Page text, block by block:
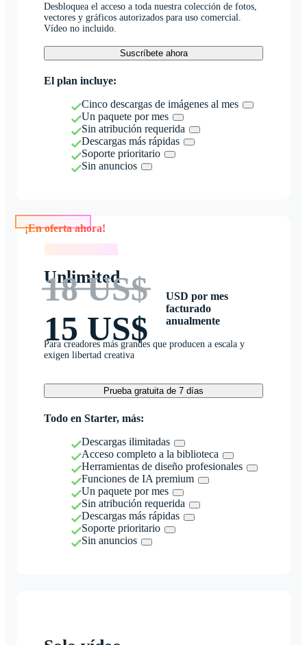
Desbloquea el acceso a toda nuestra colección de fotos,
vectores y gráficos autorizados para uso comercial.
Vídeo no incluido.
Suscríbete ahora
El plan incluye:
Cinco descargas de imágenes al mes
Un paquete por mes
Sin atribución requerida
Descargas más rápidas
Soporte prioritario
Sin anuncios
Unlimited
18 US$
15 US$
USD por mes
facturado
anualmente
Para creadores más grandes que producen a escala y
exigen libertad creativa
Prueba gratuita de 7 días
Todo en Starter, más:
Descargas ilimitadas
Acceso completo a la biblioteca
Herramientas de diseño profesionales
Funciones de IA premium
Un paquete por mes
Sin atribución requerida
Descargas más rápidas
Soporte prioritario
Sin anuncios